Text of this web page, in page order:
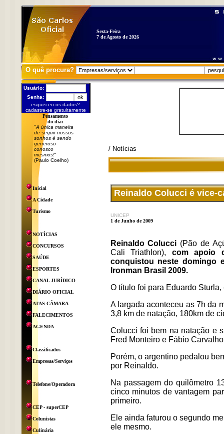
Sexta-Feira
7 de Agosto de 2026
O quê procura?
Usuário:
Senha:
esqueceu os dados?
cadastre-se gratuitamente
Pensamento
do dia:
"A única maneira
de seguir nossos
sonhos é sendo
generoso
conosco
mesmos!"
(Paulo Coelho)
Inicial
A Cidade
Turismo
NOTÍCIAS
CONCURSOS
SAÚDE
ESPORTES
CANAL JURÍDICO
DIÁRIO OFICIAL
ATAS CÂMARA
FALECIMENTOS
AGENDA
Classificados
Empresas/Serviços
Telefone/Operadora
CEP - superCEP
Colunistas
Culinária
/ Notícias
Reinaldo Colucci é vice-
UNICEP
1 de Junho de 2009
Reinaldo Colucci (Pão de
Cali Triathlon), com apoio
conquistou neste domingo
Ironman Brasil 2009.
O título foi para Eduardo
A largada aconteceu as 7h da
3,8 km de natação, 180km de
Colucci foi bem na natação e
Fred Monteiro e Fábio
Porém, o argentino pedalou
por Reinaldo.
Na passagem do quilômetro
cinco minutos de vantagem
primeiro.
Ele ainda faturou o segundo
ele mesmo.